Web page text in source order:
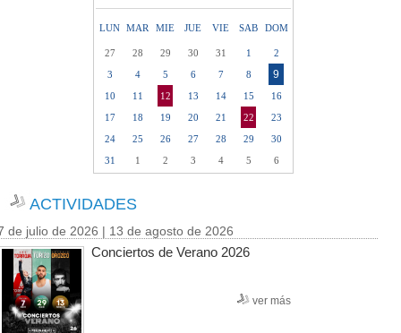
LUN MAR MIE JUE VIE SAB DOM
27 28 29 30 31 1
2
3
4 5 6 7 8 9
10 11 12 13 14 15
16
17
18 19 20 21 22
23
24
25 26 27 28 29
30
31
1 2 3 4 5 6
ACTIVIDADES
de julio de 2026 | 13 de agosto de 2026
Conciertos de Verano 2026
ver más